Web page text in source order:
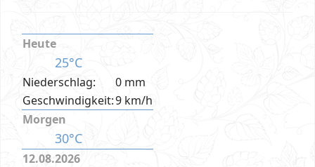
Heute
25°C
Niederschlag:
0 mm
Geschwindigkeit:9 km/h
Morgen
30°C
12.08.2026